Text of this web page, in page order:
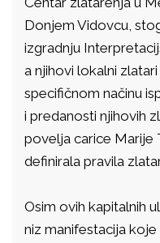
Donjem Vidovcu,
izgradnju
a njihovi lokalni
specifičnom načinu
i predanosti njihovih
povelja carice Marije
definirala pravila
Osim ovih kapitalnih
niz manifestacija